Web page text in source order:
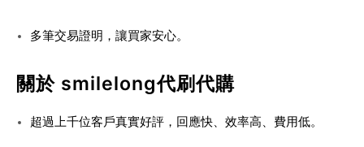
多筆交易證明，讓買家安心。
關於 smilelong代刷代購
超過上千位客戶真實好評，回應快、效率高、費用低。